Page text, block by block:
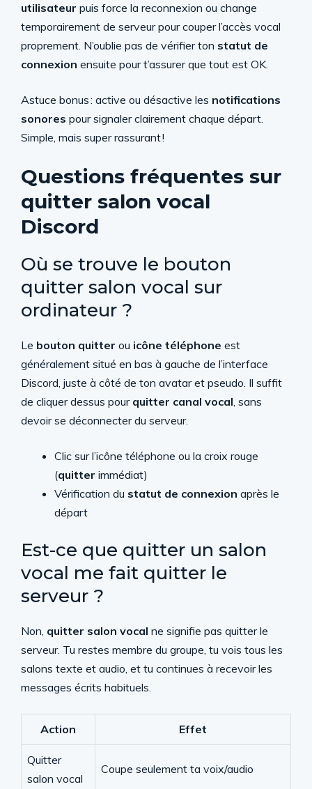
utilisateur puis force la reconnexion ou change
temporairement de serveur pour couper l’accès vocal
proprement. N’oublie pas de vérifier ton statut de
connexion ensuite pour t’assurer que tout est OK.
Astuce bonus : active ou désactive les notifications
sonores pour signaler clairement chaque départ.
Simple, mais super rassurant !
Questions fréquentes sur
quitter salon vocal
Discord
Où se trouve le bouton
quitter salon vocal sur
ordinateur ?
Le bouton quitter ou icône téléphone est
généralement situé en bas à gauche de l’interface
Discord, juste à côté de ton avatar et pseudo. Il suffit
de cliquer dessus pour quitter canal vocal, sans
devoir se déconnecter du serveur.
Clic sur l’icône téléphone ou la croix rouge
(quitter immédiat)
Vérification du statut de connexion après le
départ
Est-ce que quitter un salon
vocal me fait quitter le
serveur ?
Non, quitter salon vocal ne signifie pas quitter le
serveur. Tu restes membre du groupe, tu vois tous les
salons texte et audio, et tu continues à recevoir les
messages écrits habituels.
Action Effet
Quitter
salon vocal
Coupe seulement ta voix/audio